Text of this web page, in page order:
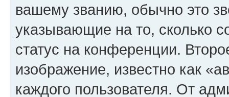
вашему званию, обычно это
указывающие на то, сколько
статус на конференции.
изображение, известно как
каждого пользователя. От